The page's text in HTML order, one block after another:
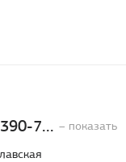
7... – показать